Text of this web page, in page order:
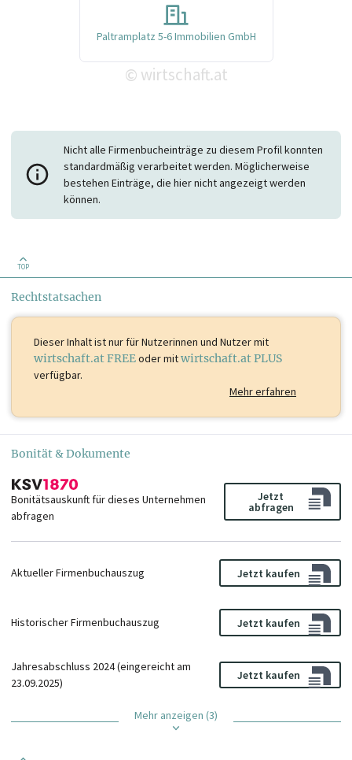
Paltramplatz 5-6 Immobilien GmbH
© wirtschaft.at
Nicht alle Firmenbucheinträge zu diesem Profil konnten
standardmäßig verarbeitet werden. Möglicherweise
bestehen Einträge, die hier nicht angezeigt werden
können.
TOP
Rechtstatsachen
Dieser Inhalt istnur für Nutzerinnen und Nutzer mit
wirtschaft.at FREEoder mitwirtschaft.at PLUS
verfügbar.
Mehr erfahren
Bonität & Dokumente
Bonitätsauskunft für dieses Unternehmen
abfragen
Jetzt
abfragen
Aktueller Firmenbuchauszug Jetzt kaufen
Historischer Firmenbuchauszug Jetzt kaufen
Jahresabschluss 2024 (eingereicht am
23.09.2025)
Jetzt kaufen
Mehr anzeigen (3)